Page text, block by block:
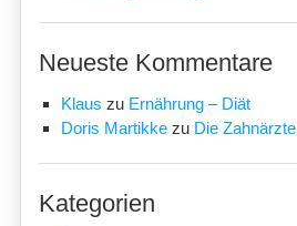
Neueste Kommentare
Klaus zu Ernährung – Diät
Doris Martikke zu Die Zahnärzte
Kategorien